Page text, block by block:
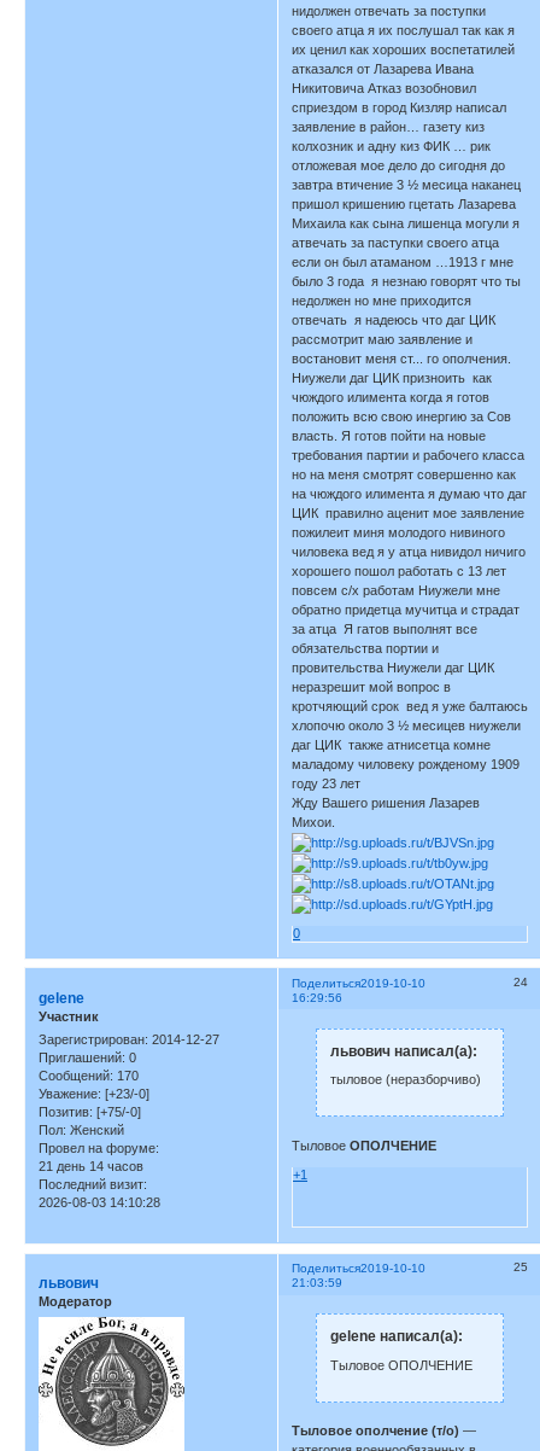
нидолжен отвечать за поступки
своего атца я их послушал так как я
их ценил как хороших воспетатилей
атказался от Лазарева Ивана
Никитовича Атказ возобновил
сприездом в город Кизляр написал
заявление в район… газету киз
колхозник и адну киз ФИК … рик
отложевая мое дело до сигодня до
завтра втичение 3 ½ месица наканец
пришол кришению гцетать Лазарева
Михаила как сына лишенца могули я
атвечать за паступки своего атца
если он был атаманом …1913 г мне
было 3 года я незнаю говорят что ты
недолжен но мне приходится
отвечать я надеюсь что даг ЦИК
рассмотрит маю заявление и
востановит меня ст... го ополчения.
Ниужели даг ЦИК призноить как
чюждого илимента когда я готов
положить всю свою инергию за Сов
власть. Я готов пойти на новые
требования партии и рабочего класса
но на меня смотрят совершенно как
на чюждого илимента я думаю что даг
ЦИК правилно аценит мое заявление
пожилеит миня молодого нивиного
чиловека вед я у атца нивидол ничиго
хорошего пошол работать с 13 лет
повсем с/х работам Ниужели мне
обратно придетца мучитца и страдат
за атца Я гатов выполнят все
обязательства портии и
провительства Ниужели даг ЦИК
неразрешит мой вопрос в
кротчяющий срок вед я уже балтаюсь
хлопочю около 3 ½ месицев ниужели
даг ЦИК также атнисетца комне
маладому чиловеку рожденому 1909
году 23 лет
Жду Вашего ришения Лазарев
Михои.
0
Поделиться 24
2019-10-10
16:29:56
gelene
Участник
Зарегистрирован: 2014-12-27
Приглашений: 0
Сообщений: 170
Уважение: [+23/-0]
Позитив: [+75/-0]
Пол: Женский
Провел на форуме:
21 день 14 часов
Последний визит:
2026-08-03 14:10:28
львович написал(а):
тыловое (неразборчиво)
ТыловоеОПОЛЧЕНИЕ
+1
Поделиться 25
2019-10-10
21:03:59
львович
Модератор
gelene написал(а):
Тыловое ОПОЛЧЕНИЕ
Тыловое ополчение (т/о)—